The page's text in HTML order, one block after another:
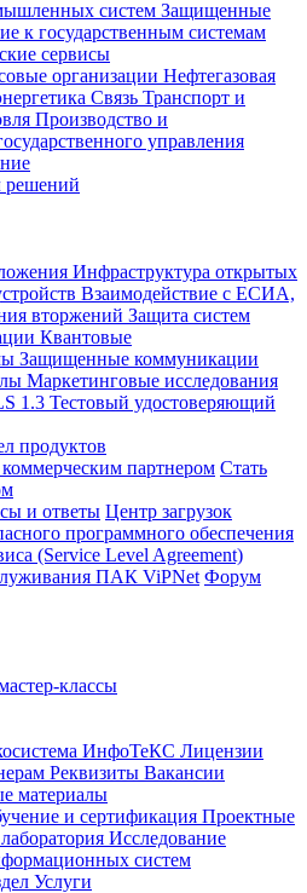
систем Защищенные
к государственным системам
сервисы
организации Нефтегазовая
Связь Транспорт и
Производство и
управления
решений
Инфраструктура открытых
Взаимодействие с ЕСИА,
вторжений Защита систем
Квантовые
Защищенные коммуникации
Маркетинговые исследования
1.3 Тестовый удостоверяющий
продуктов
коммерческим партнером Стать
и ответы Центр загрузок
программного обеспечения
(Service Level Agreement)
ПАК ViPNet Форум
классы
ИнфоТеКС Лицензии
Реквизиты Вакансии
материалы
и сертификация Проектные
Исследование
систем
Услуги